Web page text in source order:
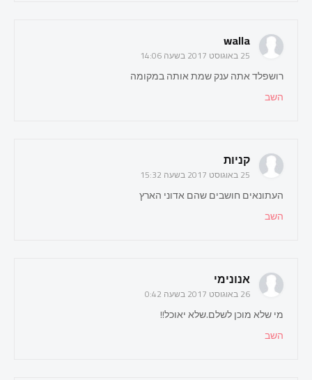
walla
25 באוגוסט 2017 בשעה 14:06
רושפלד אתה ענק שמת אותה במקומה
השב
קניות
25 באוגוסט 2017 בשעה 15:32
העתונאים חושבים שהם אדוני הארץ
השב
אנונימי
26 באוגוסט 2017 בשעה 0:42
מי שלא מוכן לשלם.שלא יאוכל!!
השב